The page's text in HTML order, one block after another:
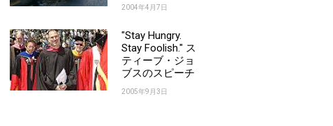
2004年4月7日
"Stay Hungry.
Stay Foolish." ス
ティーブ・ジョ
ブスのスピーチ
2005年9月3日